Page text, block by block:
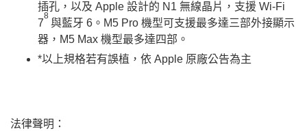
插孔，以及 Apple 設計的 N1 無線晶片，支援 Wi-Fi
7
8
與藍牙 6。M5 Pro 機型可支援最多達三部外接顯示
器，M5 Max 機型最多達四部。
*以上規格若有誤植，依 Apple 原廠公告為主
法律聲明：